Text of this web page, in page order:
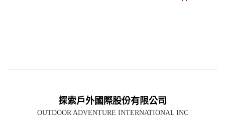
探索戶外國際股份有限公司
OUTDOOR ADVENTURE INTERNATIONAL INC